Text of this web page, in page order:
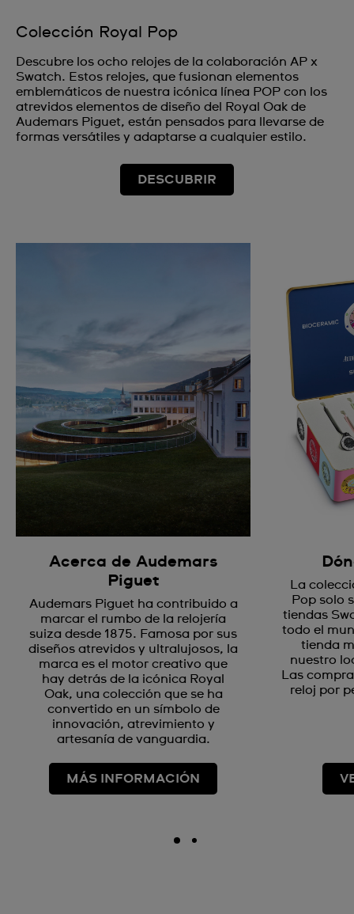
Colección Royal Pop
Descubre los ocho relojes de la colaboración AP x
Swatch. Estos relojes, que fusionan elementos
emblemáticos de nuestra icónica línea POP con los
atrevidos elementos de diseño del Royal Oak de
Audemars Piguet, están pensados para llevarse de
formas versátiles y adaptarse a cualquier estilo.
DESCUBRIR
Acerca de Audemars
Piguet
Audemars Piguet ha contribuido a
marcar el rumbo de la relojería
suiza desde 1875. Famosa por sus
diseños atrevidos y ultralujosos, la
marca es el motor creativo que
hay detrás de la icónica Royal
Oak, una colección que se ha
convertido en un símbolo de
innovación, atrevimiento y
artesanía de vanguardia.
MÁS INFORMACIÓN
La
Pop solo
tiendas
todo el
tienda
nuestro
Las
reloj por